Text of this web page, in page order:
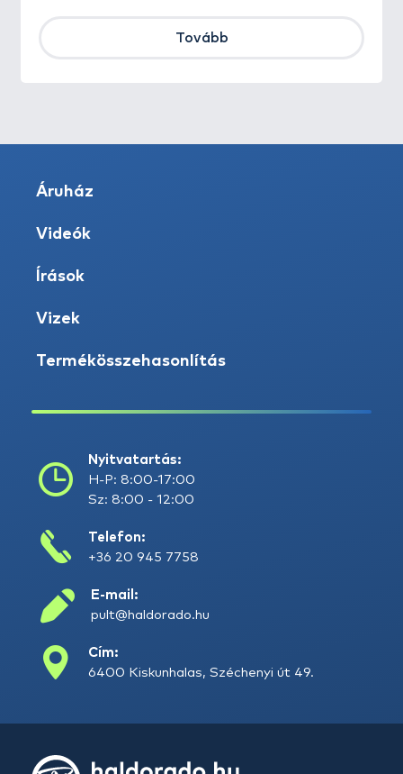
Tovább
Áruház
Videók
Írások
Vizek
Termékösszehasonlítás
Nyitvatartás:
H-P: 8:00-17:00
Sz: 8:00 - 12:00
Telefon:
+36 20 945 7758
E-mail:
pult@haldorado.hu
Cím:
6400 Kiskunhalas, Széchenyi út 49.